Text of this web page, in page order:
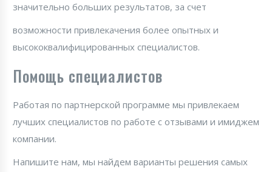
значительно больших результатов, за счет
возможности привлекачения более опытных и
высококвалифицированных специалистов.
Помощь специалистов
Работая по партнерской программе мы привлекаем
лучших специалистов по работе с отзывами и имиджем
компании.
Напишите нам, мы найдем варианты решения самых